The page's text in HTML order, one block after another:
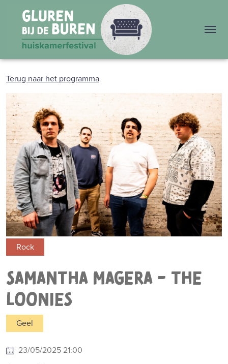
Terug naar het programma
Rock
SAMANTHA MAGERA - THE
LOONIES
Geel
23/05/2025 21:00